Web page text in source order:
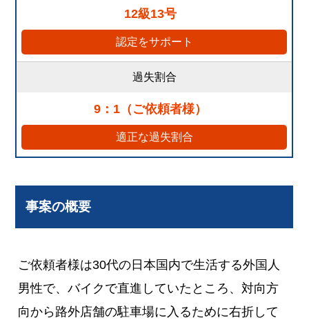
12級13号
認定をサポート
過失割合
9：1（ご依頼者様）
適正な過失割合
事案の概要
ご依頼者様は30代の日本国内で生活する外国人
男性で、バイクで直進していたところ、対向方
向から路外店舗の駐車場に入るために右折して